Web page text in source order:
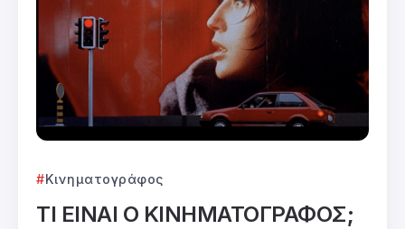
Κινηματογράφος
ΤΙ ΕΙΝΑΙ Ο ΚΙΝΗΜΑΤΟΓΡΑΦΟΣ;